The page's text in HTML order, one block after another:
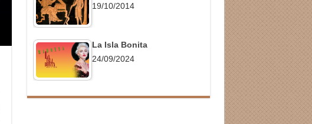
19/10/2014
La Isla Bonita
24/09/2024